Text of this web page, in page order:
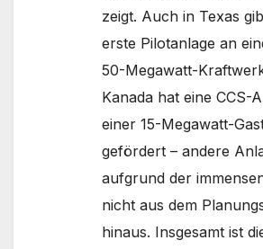
zeigt. Auch in Texas
erste Pilotanlage an
50-Megawatt-
Kanada hat eine CCS-
einer 15-Megawatt-
gefördert – andere
aufgrund der
nicht aus dem
hinaus. Insgesamt ist